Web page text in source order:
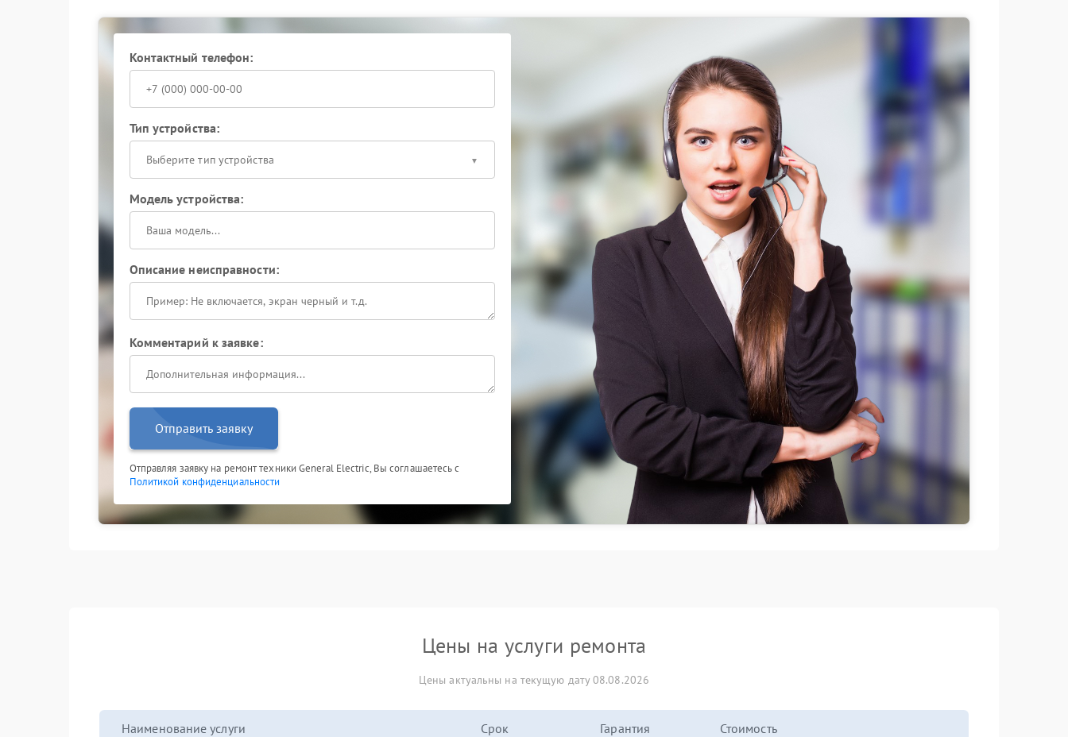
Контактный телефон:
Тип устройства:
Выберите тип устройства
Модель устройства:
Описание неисправности:
Комментарий к заявке:
Отправить заявку
Отправляя заявку на ремонт техники General Electric, Вы соглашаетесь с
Политикой конфиденциальности
Цены на услуги ремонта
Цены актуальны на текущую дату 08.08.2026
Наименование услуги Срок Гарантия Стоимость